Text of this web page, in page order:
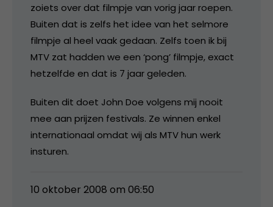
zoiets over dat filmpje van vorig jaar roepen.
Buiten dat is zelfs het idee van het selmore
filmpje al heel vaak gedaan. Zelfs toen ik bij
MTV zat hadden we een ‘pong’ filmpje, exact
hetzelfde en dat is 7 jaar geleden.
Buiten dit doet John Doe volgens mij nooit
mee aan prijzen festivals. Ze winnen enkel
internationaal omdat wij als MTV hun werk
insturen.
10 oktober 2008 om 06:50